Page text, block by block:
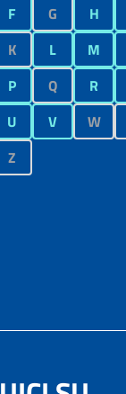
F G H
K L M
P Q R
U V W
Z